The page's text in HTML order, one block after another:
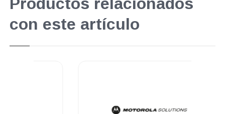
con este artículo